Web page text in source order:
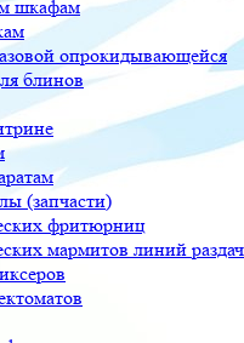
шкафам
опрокидывающейся
блинов
(запчасти)
фритюрниц
мармитов линий